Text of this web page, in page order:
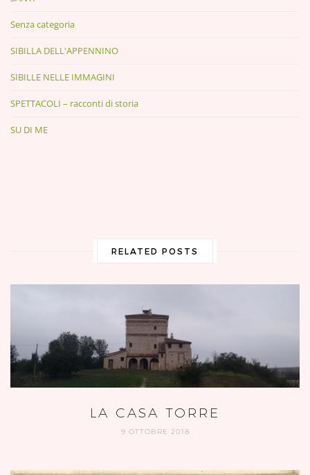
Senza categoria
SIBILLA DELL'APPENNINO
SIBILLE NELLE IMMAGINI
SPETTACOLI – racconti di storia
SU DI ME
RELATED POSTS
LA CASA TORRE
9 OTTOBRE 2018